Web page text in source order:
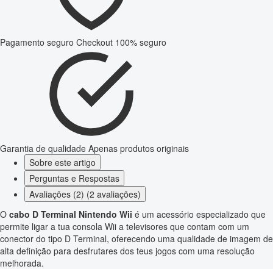
Pagamento seguro Checkout 100% seguro
Garantia de qualidade Apenas produtos originais
Sobre este artigo
Perguntas e Respostas
Avaliações (2) (2 avaliações)
O cabo D Terminal Nintendo Wii é um acessório especializado que
permite ligar a tua consola Wii a televisores que contam com um
conector do tipo D Terminal, oferecendo uma qualidade de imagem de
alta definição para desfrutares dos teus jogos com uma resolução
melhorada.